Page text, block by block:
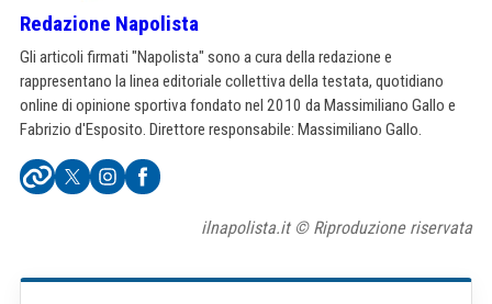
Redazione Napolista
Gli articoli firmati "Napolista" sono a cura della redazione e
rappresentano la linea editoriale collettiva della testata, quotidiano
online di opinione sportiva fondato nel 2010 da Massimiliano Gallo e
Fabrizio d'Esposito. Direttore responsabile: Massimiliano Gallo.
ilnapolista.it © Riproduzione riservata